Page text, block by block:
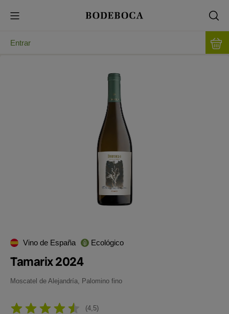
Entrar
Vino de España Ecológico
Tamarix 2024
Moscatel de Alejandría, Palomino fino
4,5